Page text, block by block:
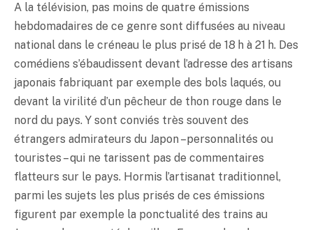
A la télévision, pas moins de quatre émissions
hebdomadaires de ce genre sont diffusées au niveau
national dans le créneau le plus prisé de 18 h à 21 h. Des
comédiens s’ébaudissent devant l’adresse des artisans
japonais fabriquant par exemple des bols laqués, ou
devant la virilité d’un pêcheur de thon rouge dans le
nord du pays. Y sont conviés très souvent des
étrangers admirateurs du Japon – personnalités ou
touristes – qui ne tarissent pas de commentaires
flatteurs sur le pays. Hormis l’artisanat traditionnel,
parmi les sujets les plus prisés de ces émissions
figurent par exemple la ponctualité des trains au